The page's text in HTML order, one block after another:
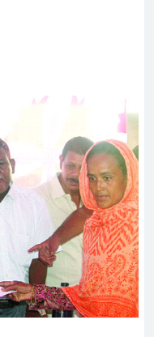
জনপ্রত্যাশা পূরণে সমঝোতার
নিরাপদ পানি ব্যবস্থাপনা
ডিসেম্বরের মধ্যে কৃষকদের
দু্ই সপ্তাহ পেরিয়ে গেলেও
পুলিশ কমিশনারের হস্তক্ষেপ